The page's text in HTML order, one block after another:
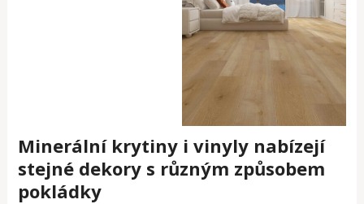
Minerální krytiny i vinyly nabízejí
stejné dekory s různým způsobem
pokládky